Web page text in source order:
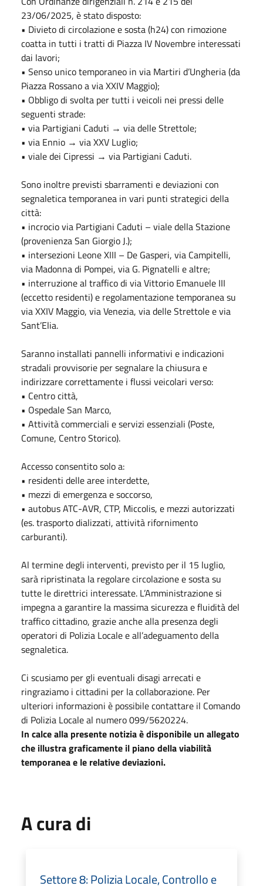
23/06/2025, è stato disposto:
• Divieto di circolazione e sosta (h24) con rimozione
coatta in tutti i tratti di Piazza IV Novembre interessati
dai lavori;
• Senso unico temporaneo in via Martiri d’Ungheria (da
Piazza Rossano a via XXIV Maggio);
• Obbligo di svolta per tutti i veicoli nei pressi delle
seguenti strade:
• via Partigiani Caduti → via delle Strettole;
• via Ennio → via XXV Luglio;
• viale dei Cipressi → via Partigiani Caduti.
Sono inoltre previsti sbarramenti e deviazioni con
segnaletica temporanea in vari punti strategici della
città:
• incrocio via Partigiani Caduti – viale della Stazione
(provenienza San Giorgio J.);
• intersezioni Leone XIII – De Gasperi, via Campitelli,
via Madonna di Pompei, via G. Pignatelli e altre;
• interruzione al traffico di via Vittorio Emanuele III
(eccetto residenti) e regolamentazione temporanea su
via XXIV Maggio, via Venezia, via delle Strettole e via
Sant’Elia.
Saranno installati pannelli informativi e indicazioni
stradali provvisorie per segnalare la chiusura e
indirizzare correttamente i flussi veicolari verso:
• Centro città,
• Ospedale San Marco,
• Attività commerciali e servizi essenziali (Poste,
Comune, Centro Storico).
Accesso consentito solo a:
• residenti delle aree interdette,
• mezzi di emergenza e soccorso,
• autobus ATC-AVR, CTP, Miccolis, e mezzi autorizzati
(es. trasporto dializzati, attività rifornimento
carburanti).
Al termine degli interventi, previsto per il 15 luglio,
sarà ripristinata la regolare circolazione e sosta su
tutte le direttrici interessate. L’Amministrazione si
impegna a garantire la massima sicurezza e fluidità del
traffico cittadino, grazie anche alla presenza degli
operatori di Polizia Locale e all’adeguamento della
segnaletica.
Ci scusiamo per gli eventuali disagi arrecati e
ringraziamo i cittadini per la collaborazione. Per
ulteriori informazioni è possibile contattare il Comando
di Polizia Locale al numero 099/5620224.
In calce alla presente notizia è disponibile un allegato
che illustra graficamente il piano della viabilità
temporanea e le relative deviazioni.
A cura di
Settore 8: Polizia Locale, Controllo e